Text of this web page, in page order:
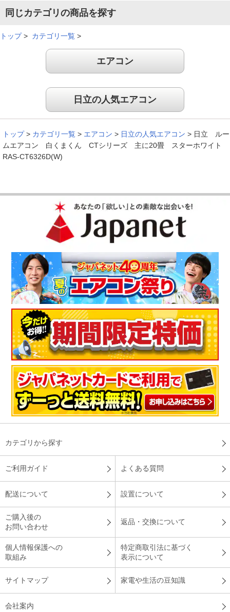
同じカテゴリの商品を探す
トップ> カテゴリ一覧 >
エアコン
日立の人気エアコン
トップ > カテゴリ一覧 > エアコン > 日立の人気エアコン > 日立 ルー
ムエアコン 白くまくん CTシリーズ 主に20畳 スターホワイト
RAS-CT6326D(W)
カテゴリから探す
ご利用ガイド よくある質問
配送について 設置について
ご購入後の
お問い合わせ
返品・交換について
個人情報保護への
取組み
特定商取引法に基づく
表示について
サイトマップ 家電や生活の豆知識
会社案内